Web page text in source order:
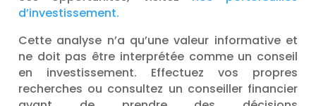
d’investissement.
Cette analyse n’a qu’une valeur informative et
ne doit pas être interprétée comme un conseil
en investissement. Effectuez vos propres
recherches ou consultez un conseiller financier